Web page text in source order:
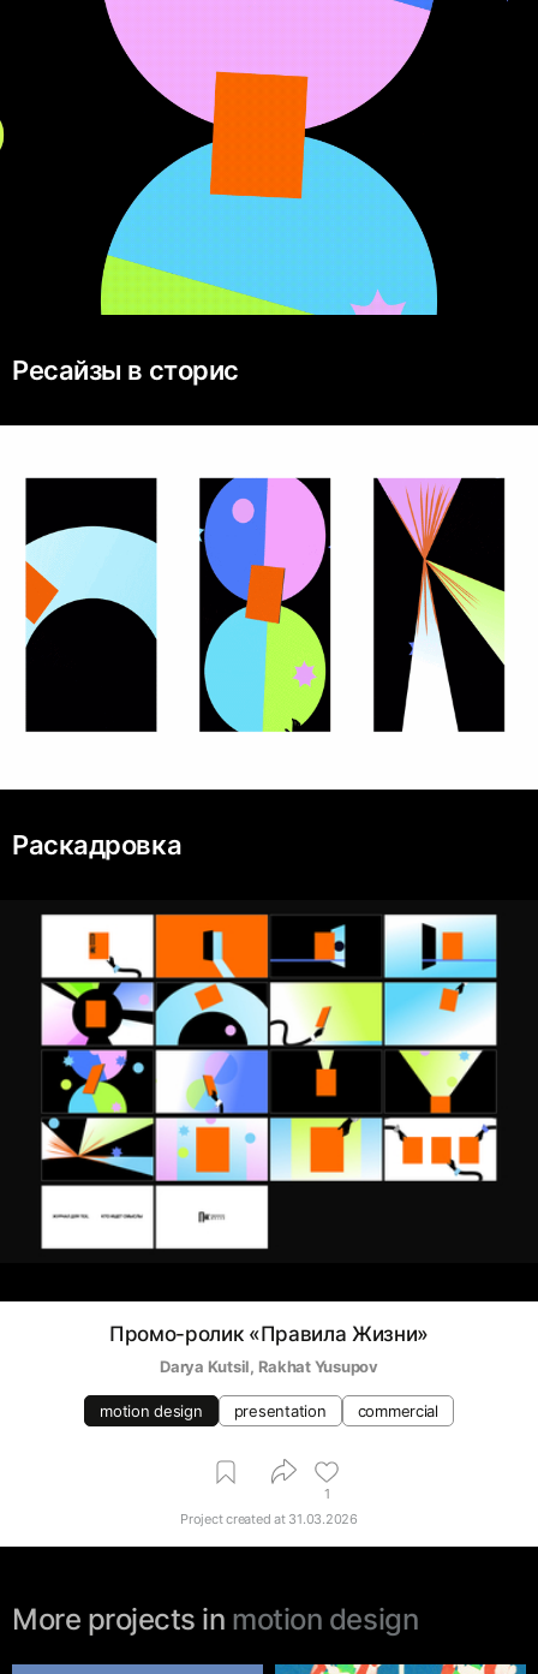
Ресайзы в сторис
Раскадровка
Промо-ролик «Правила Жизни»
Darya Kutsil, Rakhat Yusupov
motion design presentation commercial
1
Project created at 31.03.2026
More projects in motion design